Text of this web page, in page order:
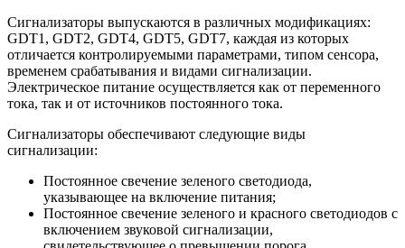
Сигнализаторы выпускаются в различных модификациях:
GDT1, GDT2, GDT4, GDT5, GDT7, каждая из которых
отличается контролируемыми параметрами, типом сенсора,
временем срабатывания и видами сигнализации.
Электрическое питание осуществляется как от переменного
тока, так и от источников постоянного тока.
Сигнализаторы обеспечивают следующие виды
сигнализации:
Постоянное свечение зеленого светодиода,
указывающее на включение питания;
Постоянное свечение зеленого и красного светодиодов с
включением звуковой сигнализации,